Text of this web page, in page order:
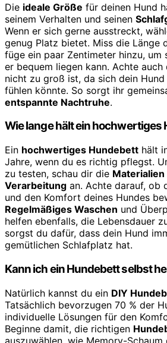
Die ideale Größe für deinen Hund
seinem Verhalten und seinen
Wenn er sich gerne ausstreckt,
genug Platz bietet. Miss die Länge
füge ein paar Zentimeter hinzu, um
er bequem liegen kann. Achte auch
nicht zu groß ist, da sich dein
fühlen könnte. So sorgt ihr
entspannte Nachtruhe.
Wie lange hält ein hochwertiges
Ein hochwertiges Hundebett hält
Jahre, wenn du es richtig pflegst.
zu testen, schau dir die Materialien
Verarbeitung an. Achte darauf, ob
und den Komfort deines Hundes
Regelmäßiges Waschen und
helfen ebenfalls, die Lebensdauer
sorgst du dafür, dass dein Hund
gemütlichen Schlafplatz hat.
Kann ich ein Hundebett selbst
Natürlich kannst du ein DIY
Tatsächlich bevorzugen 70 % der
individuelle Lösungen für den
Beginne damit, die richtigen
auszuwählen, wie Memory-